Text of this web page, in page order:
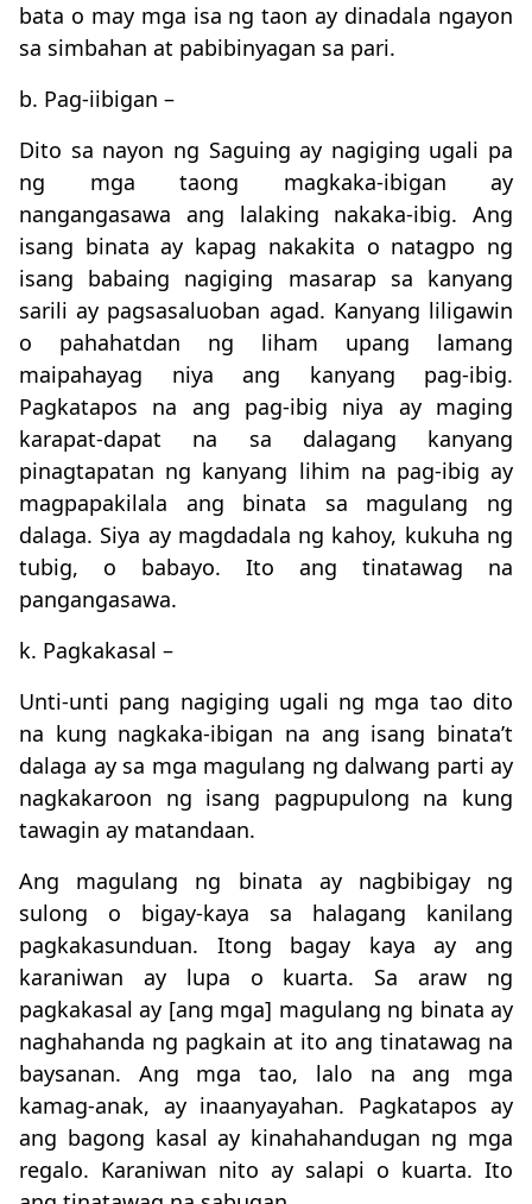
bata o may mga isa ng taon ay dinadala ngayon
sa simbahan at pabibinyagan sa pari.
b. Pag-iibigan –
Dito sa nayon ng Saguing ay nagiging ugali pa
ng mga taong magkaka-ibigan ay
nangangasawa ang lalaking nakaka-ibig. Ang
isang binata ay kapag nakakita o natagpo ng
isang babaing nagiging masarap sa kanyang
sarili ay pagsasaluoban agad. Kanyang liligawin
o pahahatdan ng liham upang lamang
maipahayag niya ang kanyang pag-ibig.
Pagkatapos na ang pag-ibig niya ay maging
karapat-dapat na sa dalagang kanyang
pinagtapatan ng kanyang lihim na pag-ibig ay
magpapakilala ang binata sa magulang ng
dalaga. Siya ay magdadala ng kahoy, kukuha ng
tubig, o babayo. Ito ang tinatawag na
pangangasawa.
k. Pagkakasal –
Unti-unti pang nagiging ugali ng mga tao dito
na kung nagkaka-ibigan na ang isang binata’t
dalaga ay sa mga magulang ng dalwang parti ay
nagkakaroon ng isang pagpupulong na kung
tawagin ay matandaan.
Ang magulang ng binata ay nagbibigay ng
sulong o bigay-kaya sa halagang kanilang
pagkakasunduan. Itong bagay kaya ay ang
karaniwan ay lupa o kuarta. Sa araw ng
pagkakasal ay [ang mga] magulang ng binata ay
naghahanda ng pagkain at ito ang tinatawag na
baysanan. Ang mga tao, lalo na ang mga
kamag-anak, ay inaanyayahan. Pagkatapos ay
ang bagong kasal ay kinahahandugan ng mga
regalo. Karaniwan nito ay salapi o kuarta. Ito